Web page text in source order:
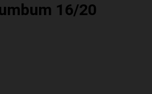
16/20